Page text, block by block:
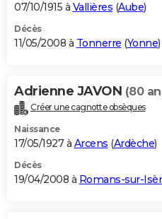
07/10/1915 à Vallières (Aube)
Décès
11/05/2008 à Tonnerre (Yonne)
Adrienne JAVON (80
Créer une cagnotte obsèques
Naissance
17/05/1927 à Arcens (Ardèche)
Décès
19/04/2008 à Romans-sur-